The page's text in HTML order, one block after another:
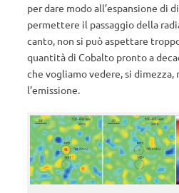
per dare modo all’espansione di
permettere il passaggio della
canto, non si può aspettare
quantità di Cobalto pronto a
che vogliamo vedere, si
l’emissione.